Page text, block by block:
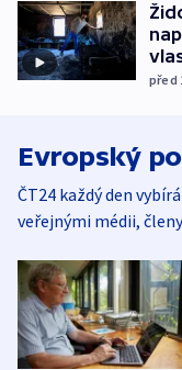
před
Evropský
ČT24 každý den
veřejnými médii,